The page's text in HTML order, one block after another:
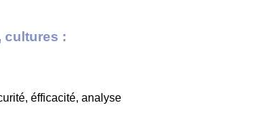
cultures :
éfficacité, analyse